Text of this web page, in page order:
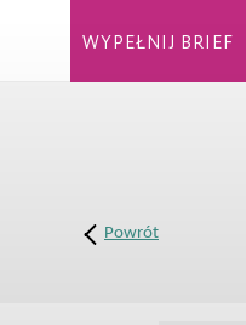
Powrót
WYPEŁNIJ BRIEF